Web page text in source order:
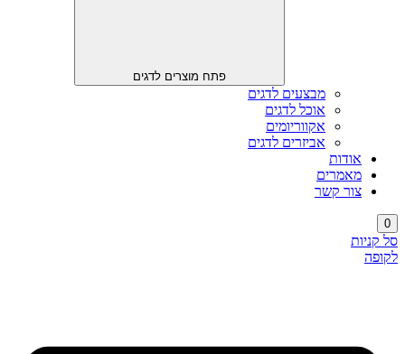
פתח מוצרים לדגים
מבצעים לדגים
אוכל לדגים
אקווריומים
אביזרים לדגים
אודות
מאמרים
צור קשר
0
סל קניות
לקופה